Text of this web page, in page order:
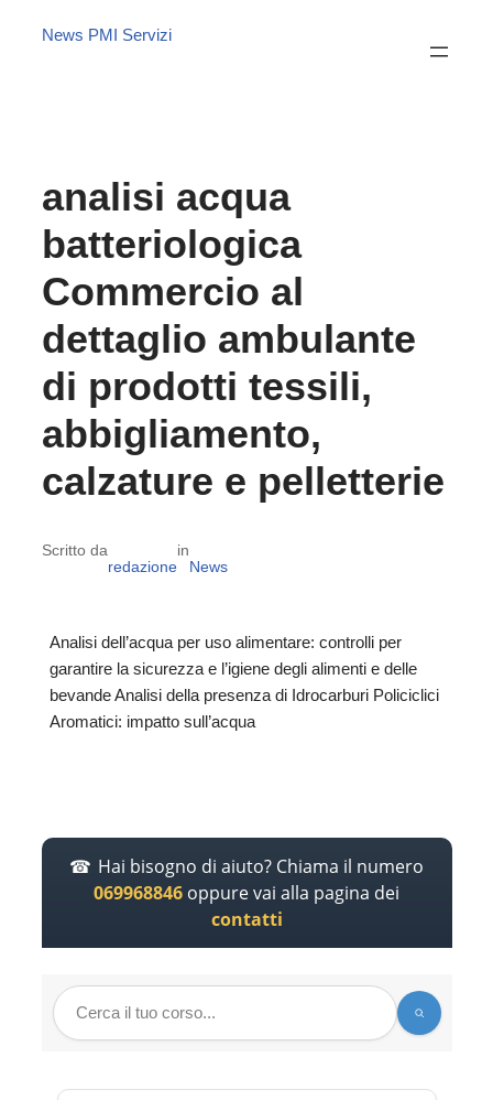
News PMI Servizi
analisi acqua
batteriologica
Commercio al
dettaglio ambulante
di prodotti tessili,
abbigliamento,
calzature e pelletterie
Scritto da
redazione
in
News
Analisi dell’acqua per uso alimentare: controlli per
garantire la sicurezza e l’igiene degli alimenti e delle
bevande Analisi della presenza di Idrocarburi Policiclici
Aromatici: impatto sull’acqua
Hai bisogno di aiuto? Chiama il numero
069968846 oppure vai alla pagina dei
contatti